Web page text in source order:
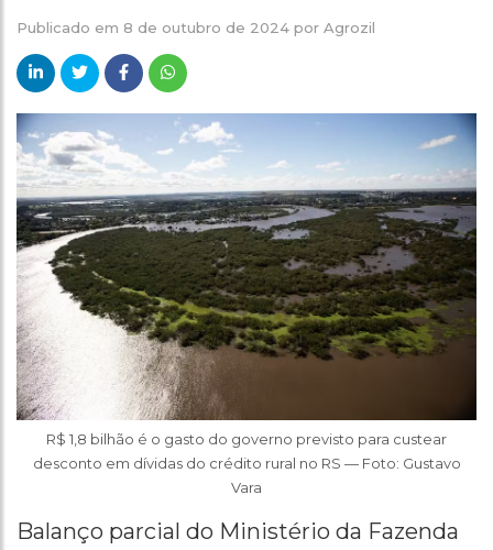
Publicado em 8 de outubro de 2024 por Agrozil
R$ 1,8 bilhão é o gasto do governo previsto para custear
desconto em dívidas do crédito rural no RS — Foto: Gustavo
Vara
Balanço parcial do Ministério da Fazenda